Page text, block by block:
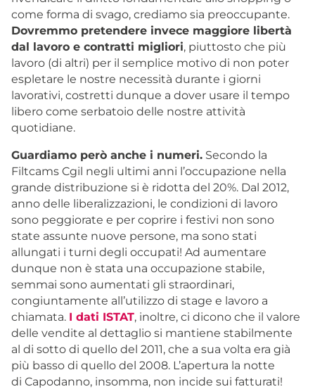
come forma di svago, crediamo sia preoccupante.
Dovremmo pretendere invece maggiore libertà
dal lavoro e contratti migliori, piuttosto che più
lavoro (di altri) per il semplice motivo di non poter
espletare le nostre necessità durante i giorni
lavorativi, costretti dunque a dover usare il tempo
libero come serbatoio delle nostre attività
quotidiane.
Guardiamo però anche i numeri. Secondo la
Filtcams Cgil negli ultimi anni l’occupazione nella
grande distribuzione si è ridotta del 20%. Dal 2012,
anno delle liberalizzazioni, le condizioni di lavoro
sono peggiorate e per coprire i festivi non sono
state assunte nuove persone, ma sono stati
allungati i turni degli occupati! Ad aumentare
dunque non è stata una occupazione stabile,
semmai sono aumentati gli straordinari,
congiuntamente all’utilizzo di stage e lavoro a
chiamata. I dati ISTAT, inoltre, ci dicono che il valore
delle vendite al dettaglio si mantiene stabilmente
al di sotto di quello del 2011, che a sua volta era già
più basso di quello del 2008. L’apertura la notte
di Capodanno, insomma, non incide sui fatturati!